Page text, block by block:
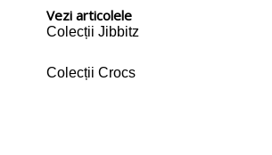
Vezi articolele
Colecții Jibbitz
Colecții Crocs